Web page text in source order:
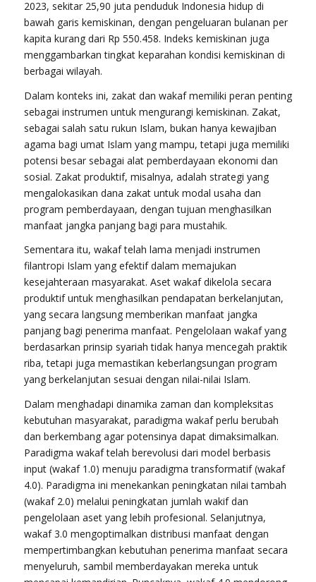
2023, sekitar 25,90 juta penduduk Indonesia hidup di
bawah garis kemiskinan, dengan pengeluaran bulanan per
kapita kurang dari Rp 550.458. Indeks kemiskinan juga
menggambarkan tingkat keparahan kondisi kemiskinan di
berbagai wilayah.
Dalam konteks ini, zakat dan wakaf memiliki peran penting
sebagai instrumen untuk mengurangi kemiskinan. Zakat,
sebagai salah satu rukun Islam, bukan hanya kewajiban
agama bagi umat Islam yang mampu, tetapi juga memiliki
potensi besar sebagai alat pemberdayaan ekonomi dan
sosial. Zakat produktif, misalnya, adalah strategi yang
mengalokasikan dana zakat untuk modal usaha dan
program pemberdayaan, dengan tujuan menghasilkan
manfaat jangka panjang bagi para mustahik.
Sementara itu, wakaf telah lama menjadi instrumen
filantropi Islam yang efektif dalam memajukan
kesejahteraan masyarakat. Aset wakaf dikelola secara
produktif untuk menghasilkan pendapatan berkelanjutan,
yang secara langsung memberikan manfaat jangka
panjang bagi penerima manfaat. Pengelolaan wakaf yang
berdasarkan prinsip syariah tidak hanya mencegah praktik
riba, tetapi juga memastikan keberlangsungan program
yang berkelanjutan sesuai dengan nilai-nilai Islam.
Dalam menghadapi dinamika zaman dan kompleksitas
kebutuhan masyarakat, paradigma wakaf perlu berubah
dan berkembang agar potensinya dapat dimaksimalkan.
Paradigma wakaf telah berevolusi dari model berbasis
input (wakaf 1.0) menuju paradigma transformatif (wakaf
4.0). Paradigma ini menekankan peningkatan nilai tambah
(wakaf 2.0) melalui peningkatan jumlah wakif dan
pengelolaan aset yang lebih profesional. Selanjutnya,
wakaf 3.0 mengoptimalkan distribusi manfaat dengan
mempertimbangkan kebutuhan penerima manfaat secara
menyeluruh, sambil memberdayakan mereka untuk